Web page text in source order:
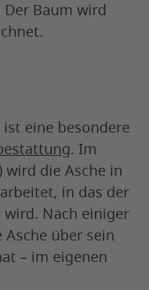
Der Baum wird
eine besondere
. Im
wird die Asche in
in das der
Nach einiger
über sein
– im eigenen